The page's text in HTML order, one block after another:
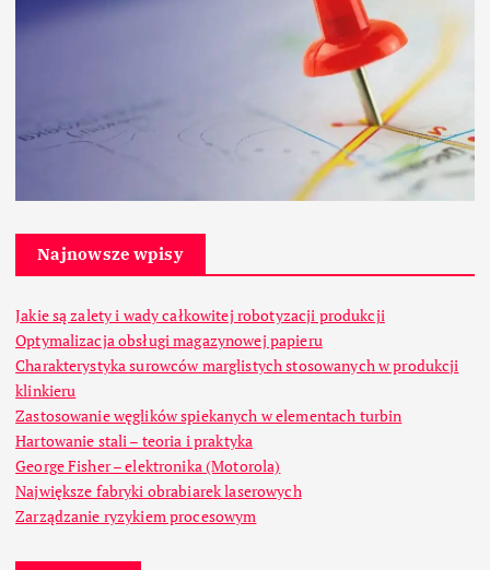
Najnowsze wpisy
Jakie są zalety i wady całkowitej robotyzacji produkcji
Optymalizacja obsługi magazynowej papieru
Charakterystyka surowców marglistych stosowanych w produkcji
klinkieru
Zastosowanie węglików spiekanych w elementach turbin
Hartowanie stali – teoria i praktyka
George Fisher – elektronika (Motorola)
Największe fabryki obrabiarek laserowych
Zarządzanie ryzykiem procesowym